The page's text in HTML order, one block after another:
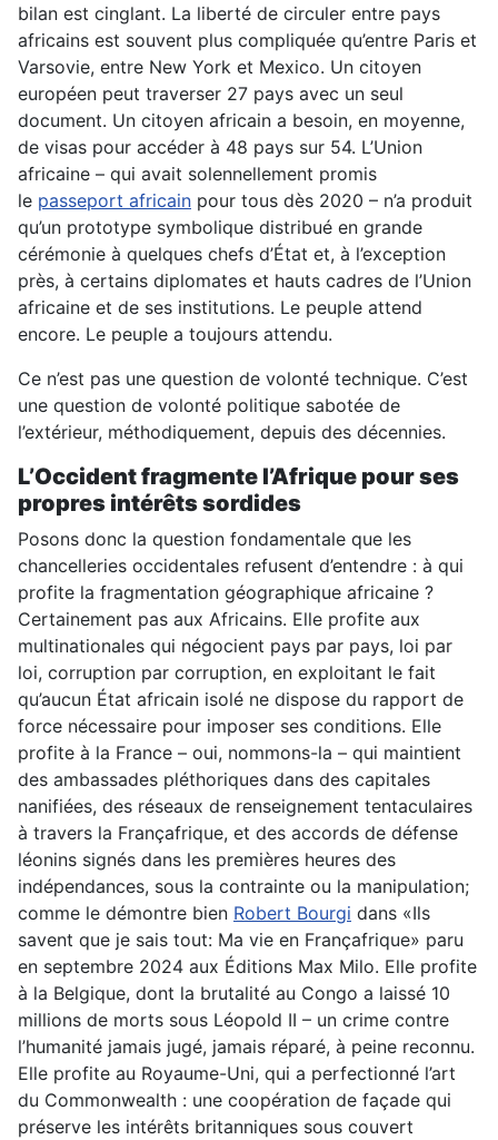
bilan est cinglant. La liberté de circuler entre pays
africains est souvent plus compliquée qu’entre Paris et
Varsovie, entre New York et Mexico. Un citoyen
européen peut traverser 27 pays avec un seul
document. Un citoyen africain a besoin, en moyenne,
de visas pour accéder à 48 pays sur 54. L’Union
africaine – qui avait solennellement promis
le passeport africain pour tous dès 2020 – n’a produit
qu’un prototype symbolique distribué en grande
cérémonie à quelques chefs d’État et, à l’exception
près, à certains diplomates et hauts cadres de l’Union
africaine et de ses institutions. Le peuple attend
encore. Le peuple a toujours attendu.
Ce n’est pas une question de volonté technique. C’est
une question de volonté politique sabotée de
l’extérieur, méthodiquement, depuis des décennies.
L’Occident fragmente l’Afrique pour ses
propres intérêts sordides
Posons donc la question fondamentale que les
chancelleries occidentales refusent d’entendre : à qui
profite la fragmentation géographique africaine ?
Certainement pas aux Africains. Elle profite aux
multinationales qui négocient pays par pays, loi par
loi, corruption par corruption, en exploitant le fait
qu’aucun État africain isolé ne dispose du rapport de
force nécessaire pour imposer ses conditions. Elle
profite à la France – oui, nommons-la – qui maintient
des ambassades pléthoriques dans des capitales
nanifiées, des réseaux de renseignement tentaculaires
à travers la Françafrique, et des accords de défense
léonins signés dans les premières heures des
indépendances, sous la contrainte ou la manipulation;
comme le démontre bien Robert Bourgi dans «Ils
savent que je sais tout: Ma vie en Françafrique» paru
en septembre 2024 aux Éditions Max Milo. Elle profite
à la Belgique, dont la brutalité au Congo a laissé 10
millions de morts sous Léopold II – un crime contre
l’humanité jamais jugé, jamais réparé, à peine reconnu.
Elle profite au Royaume-Uni, qui a perfectionné l’art
du Commonwealth : une coopération de façade qui
préserve les intérêts britanniques sous couvert